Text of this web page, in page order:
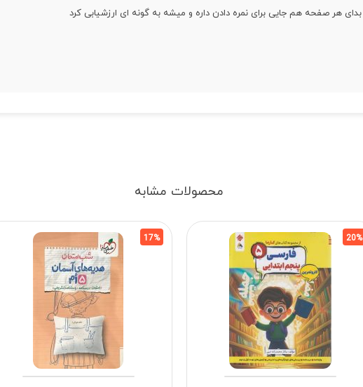
بدای هر صفحه هم جایی برای نمره دادن داره و میشه به گونه ای ارزشیابی کرد
محصولات مشابه
20%
17%